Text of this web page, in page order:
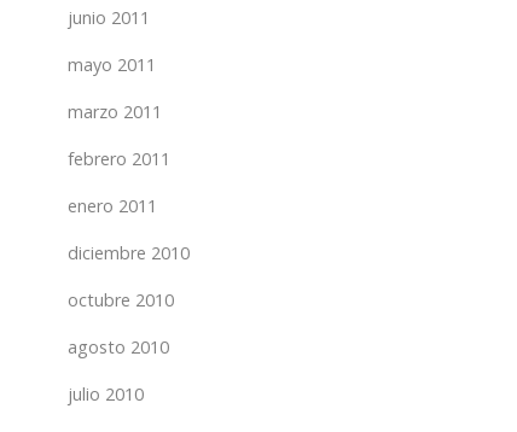
junio 2011
mayo 2011
marzo 2011
febrero 2011
enero 2011
diciembre 2010
octubre 2010
agosto 2010
julio 2010